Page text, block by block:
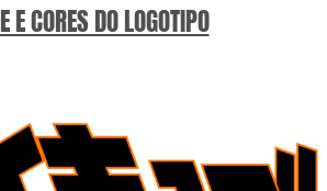
E CORES DO LOGOTIPO